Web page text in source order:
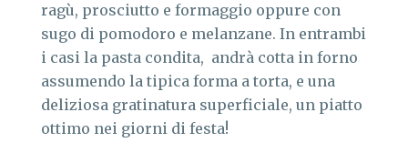
ragù, prosciutto e formaggio oppure con
sugo di pomodoro e melanzane. In entrambi
i casi la pasta condita, andrà cotta in forno
assumendo la tipica forma a torta, e una
deliziosa gratinatura superficiale, un piatto
ottimo nei giorni di festa!